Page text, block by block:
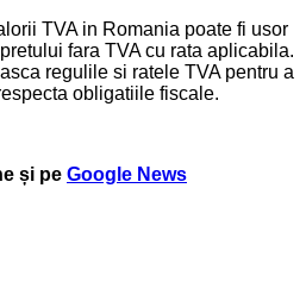
TVA in Romania poate fi usor
fara TVA cu rata aplicabila.
regulile si ratele TVA pentru a
obligatiile fiscale.
și pe Google News